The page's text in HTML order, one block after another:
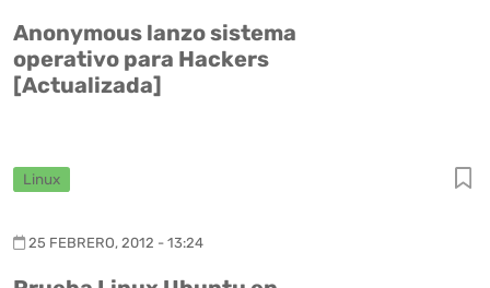
Anonymous lanzo sistema
operativo para Hackers
[Actualizada]
Linux
25 FEBRERO, 2012 - 13:24